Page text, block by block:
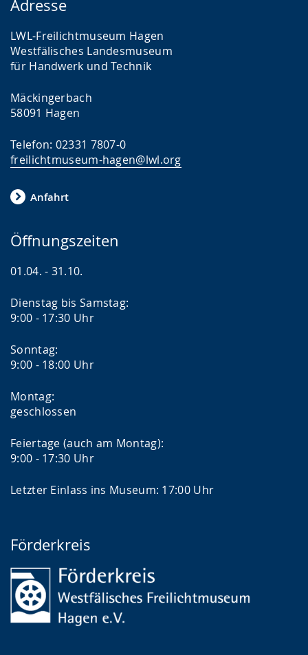
g
e
e
i
g
t
Adresse
LWL-Freilichtmuseum Hagen
Westfälisches Landesmuseum
für Handwerk und Technik
Mäckingerbach
58091 Hagen
Telefon: 02331 7807-0
freilichtmuseum-hagen@lwl.org
Anfahrt
Öffnungszeiten
01.04. - 31.10.
Dienstag bis Samstag:
9:00 - 17:30 Uhr
Sonntag:
9:00 - 18:00 Uhr
Montag:
geschlossen
Feiertage (auch am Montag):
9:00 - 17:30 Uhr
Letzter Einlass ins Museum: 17:00 Uhr
Förderkreis